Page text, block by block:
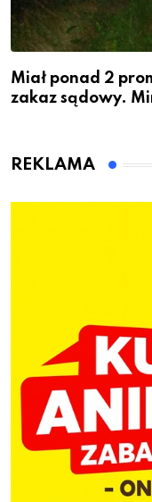
Miał ponad 2
zakaz sądowy.
Bolszewie i
REKLAMA